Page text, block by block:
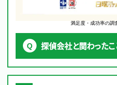
満足度・成功率の調
探偵会社と関わった